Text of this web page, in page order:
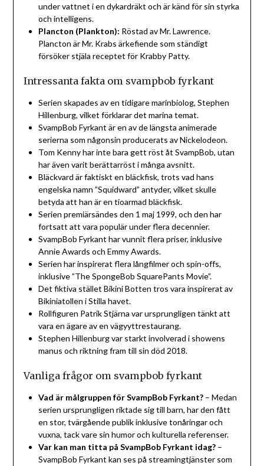
under vattnet i en dykardräkt och är känd för sin styrka
och intelligens.
Plancton (Plankton): Röstad av Mr. Lawrence.
Plancton är Mr. Krabs ärkefiende som ständigt
försöker stjäla receptet för Krabby Patty.
Intressanta fakta om svampbob fyrkant
Serien skapades av en tidigare marinbiolog, Stephen
Hillenburg, vilket förklarar det marina temat.
SvampBob Fyrkant är en av de längsta animerade
serierna som någonsin producerats av Nickelodeon.
Tom Kenny har inte bara gett röst åt SvampBob, utan
har även varit berättarröst i många avsnitt.
Bläckvard är faktiskt en bläckfisk, trots vad hans
engelska namn ”Squidward” antyder, vilket skulle
betyda att han är en tioarmad bläckfisk.
Serien premiärsändes den 1 maj 1999, och den har
fortsatt att vara populär under flera decennier.
SvampBob Fyrkant har vunnit flera priser, inklusive
Annie Awards och Emmy Awards.
Serien har inspirerat flera långfilmer och spin-offs,
inklusive ”The SpongeBob SquarePants Movie”.
Det fiktiva stället Bikini Botten tros vara inspirerat av
Bikiniatollen i Stilla havet.
Rollfiguren Patrik Stjärna var ursprungligen tänkt att
vara en ägare av en vägyyttrestaurang.
Stephen Hillenburg var starkt involverad i showens
manus och riktning fram till sin död 2018.
Vanliga frågor om svampbob fyrkant
Vad är målgruppen för SvampBob Fyrkant?– Medan
serien ursprungligen riktade sig till barn, har den fått
en stor, tvärgående publik inklusive tonåringar och
vuxna, tack vare sin humor och kulturella referenser.
Var kan man titta på SvampBob Fyrkant idag?–
SvampBob Fyrkant kan ses på streamingtjänster som